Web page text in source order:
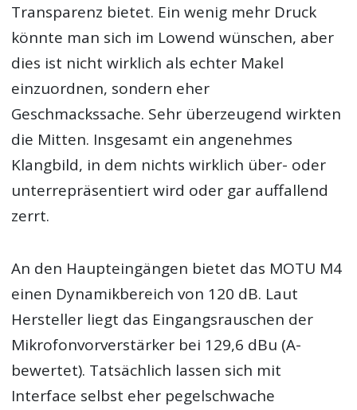
Transparenz bietet. Ein wenig mehr Druck
könnte man sich im Lowend wünschen, aber
dies ist nicht wirklich als echter Makel
einzuordnen, sondern eher
Geschmackssache. Sehr überzeugend wirkten
die Mitten. Insgesamt ein angenehmes
Klangbild, in dem nichts wirklich über- oder
unterrepräsentiert wird oder gar auffallend
zerrt.
An den Haupteingängen bietet das MOTU M4
einen Dynamikbereich von 120 dB. Laut
Hersteller liegt das Eingangsrauschen der
Mikrofonvorverstärker bei 129,6 dBu (A-
bewertet). Tatsächlich lassen sich mit
Interface selbst eher pegelschwache